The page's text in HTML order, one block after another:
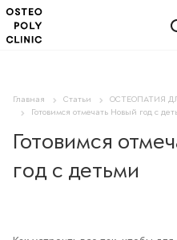
Главная Статьи
ОСТЕОПАТИЯ
Готовимся отмечать Новый год с
Готовимся
год с детьми